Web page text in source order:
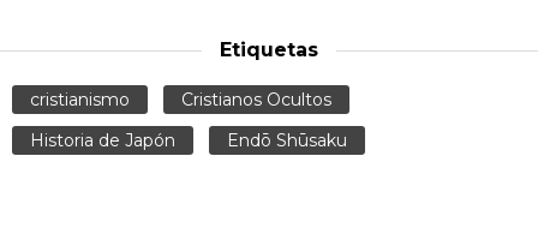
Etiquetas
cristianismo
Cristianos Ocultos
Historia de Japón
Endō Shūsaku